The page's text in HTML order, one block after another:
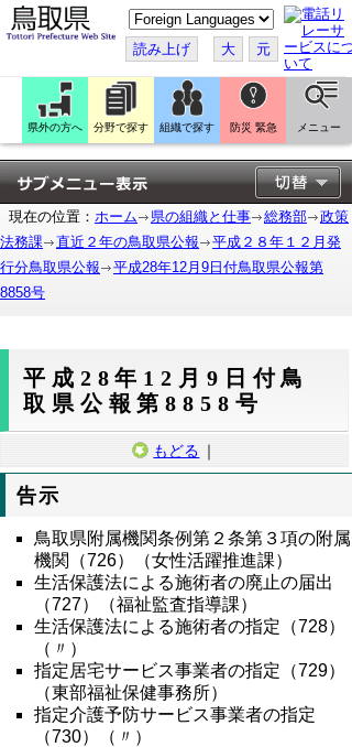
こ
の
ペ
ー
ジ
翻
訳
す
る
読み上げ 大 元
県外の方へ 分野で探す 組織で探す 防災 緊急 メニュー
現在の位置： ホーム 県の組織と仕事 総務部
政策
法務課
直近２年の鳥取県公報
平成２８年１２月発
行分鳥取県公報
平成28年12月9日付鳥取県公報第
8858号
平成28年12月9日付鳥
取県公報第8858号
もどる ｜
告示
鳥取県附属機関条例第２条第３項の附属
機関（726）（女性活躍推進課）
生活保護法による施術者の廃止の届出
（727）（福祉監査指導課）
生活保護法による施術者の指定（728）
（〃）
指定居宅サービス事業者の指定（729）
（東部福祉保健事務所）
指定介護予防サービス事業者の指定
（730）（〃）